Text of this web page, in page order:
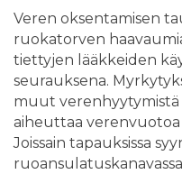
Veren oksentamisen
ruokatorven
tiettyjen lääkkeiden
seurauksena.
muut verenhyytymistä
aiheuttaa
Joissain tapauksissa